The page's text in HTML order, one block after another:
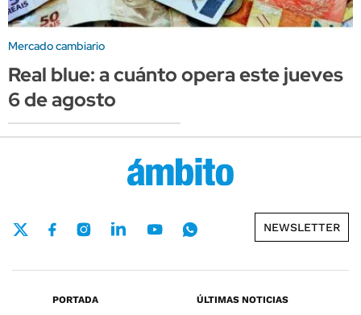
Mercado cambiario
Real blue: a cuánto opera este jueves
6 de agosto
NEWSLETTER
PORTADA
ÚLTIMAS NOTICIAS